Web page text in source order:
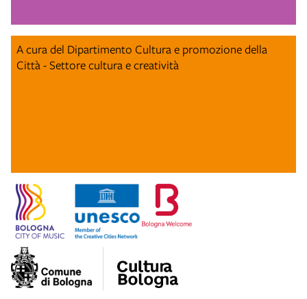
A cura del Dipartimento Cultura e promozione della
Città - Settore cultura e creatività